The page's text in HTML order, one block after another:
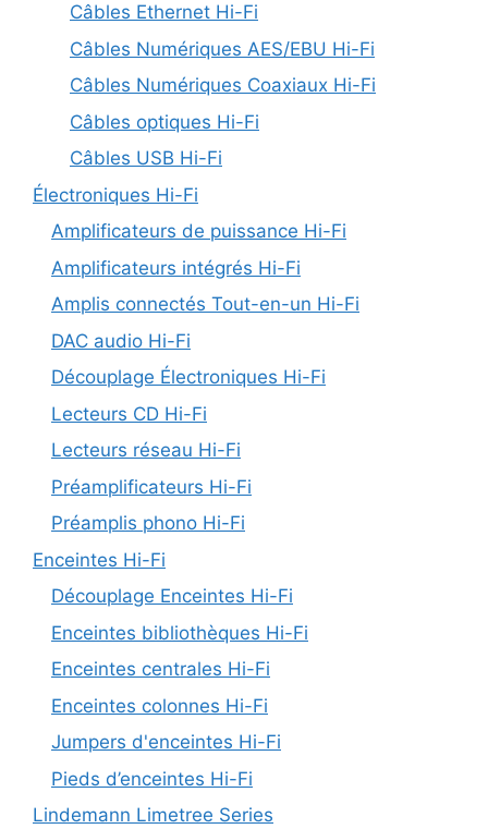
Câbles Ethernet Hi-Fi
Câbles Numériques AES/EBU Hi-Fi
Câbles Numériques Coaxiaux Hi-Fi
Câbles optiques Hi-Fi
Câbles USB Hi-Fi
Électroniques Hi-Fi
Amplificateurs de puissance Hi-Fi
Amplificateurs intégrés Hi-Fi
Amplis connectés Tout-en-un Hi-Fi
DAC audio Hi-Fi
Découplage Électroniques Hi-Fi
Lecteurs CD Hi-Fi
Lecteurs réseau Hi-Fi
Préamplificateurs Hi-Fi
Préamplis phono Hi-Fi
Enceintes Hi-Fi
Découplage Enceintes Hi-Fi
Enceintes bibliothèques Hi-Fi
Enceintes centrales Hi-Fi
Enceintes colonnes Hi-Fi
Jumpers d'enceintes Hi-Fi
Pieds d’enceintes Hi-Fi
Lindemann Limetree Series